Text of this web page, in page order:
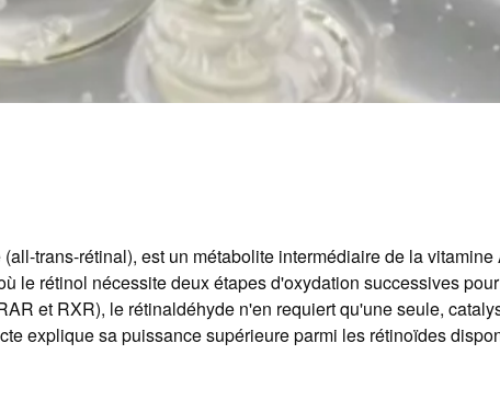
trans-rétinal), est un métabolite intermédiaire de la
le rétinol nécessite deux étapes d'oxydation successives
et RXR), le rétinaldéhyde n'en requiert qu'une seule,
explique sa puissance supérieure parmi les rétinoïdes